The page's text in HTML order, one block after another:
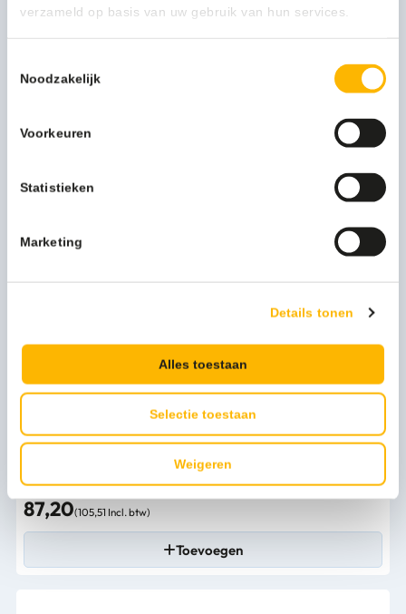
verzameld op basis van uw gebruik van hun services.
Noodzakelijk
Voorkeuren
Statistieken
Marketing
Details tonen
Alles toestaan
Selectie toestaan
Weigeren
92,34
Brievenbus Modena zilver - VB 017302
87,20(105,51 Incl. btw)
Toevoegen